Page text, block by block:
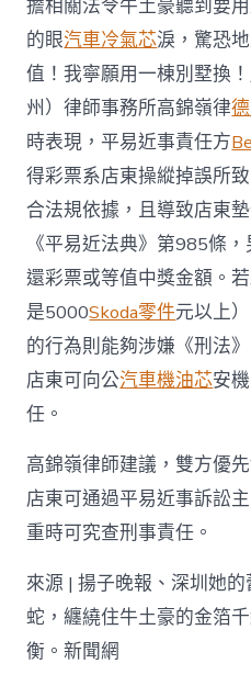
擔相關法令牛土豪聽到要
的眼汽車冷氣芯淚，驚恐
值！我寧願用一棟別墅換
州）律師事務所高錦嶺律
時表現，平易近事責任方
得彩票系店東操縱掉誤所
合法規依據，且導致店東
《平易近法典》第985條
還彩票或等值中獎金額。
是5000Skoda零件元以上
的行為則能夠涉嫌《刑法
店東可向公汽車機油芯安
任。
高錦嶺律師建議，雙方優
店東可通過平易近事訴訟主
重時可究查刑事責任。
來源 | 揚子晚報、深圳她
蛇，纏繞住牛土豪的金箔
衡。新聞網